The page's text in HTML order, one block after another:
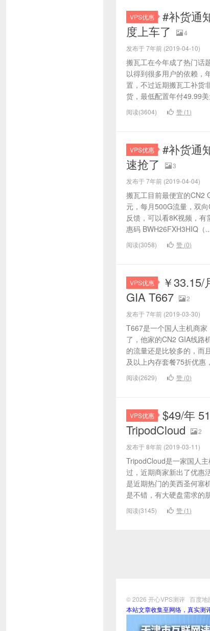
VPS优惠
#补货通
度上车了
4
发布于 7年前 (2019-04-10)
搬瓦工在今年成了热门话
以得到很多用户的依赖，
置，不过近期搬瓦工补货
货，最低配置年付49.99
阅读(3604) 赞 (1)
VPS优惠
#补货通
速抢了
3
发布于 7年前 (2019-04-04)
搬瓦工目前最便宜的CN2
元，每月500G流量，双
反馈，可以看8K视频，
惠码 BWH26FXH3HIQ（
阅读(3058) 赞 (0)
VPS优惠
￥
GIA T667
2
发布于 7年前 (2019-03-30)
T667是一个国人主机商
了，他家的CN2 GIA线路
的流量还是比较多的，而
及以上内存套餐75折优惠
阅读(2629) 赞 (0)
VPS优惠
$49/年
TripodCloud
2
发布于 8年前 (2019-03-11)
TripodCloud是一家国人
过，近期商家新出了优惠
是近期热门的美西圣何塞
是不错，有大硬盘需求的
阅读(3145) 赞 (1)
© 2026 开心VPS测评 百度地
本站文章收集至网络，真实测